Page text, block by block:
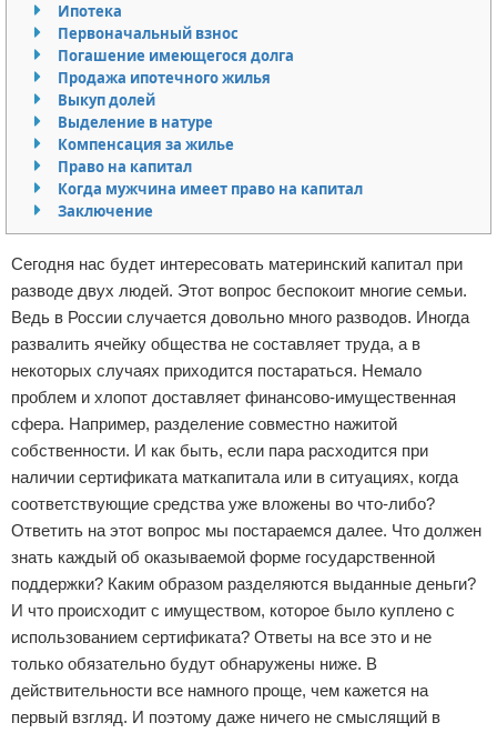
Кино и сериалы
Покупки
Мода и стиль
Отказ от ответственности
Ипотека
Первоначальный взнос
Погашение имеющегося долга
Продажа ипотечного жилья
Выкуп долей
Выделение в натуре
Компенсация за жилье
Право на капитал
Когда мужчина имеет право на капитал
Заключение
Сегодня нас будет интересовать материнский капитал при
разводе двух людей. Этот вопрос беспокоит многие семьи.
Ведь в России случается довольно много разводов. Иногда
развалить ячейку общества не составляет труда, а в
некоторых случаях приходится постараться. Немало
проблем и хлопот доставляет финансово-имущественная
сфера. Например, разделение совместно нажитой
собственности. И как быть, если пара расходится при
наличии сертификата маткапитала или в ситуациях, когда
соответствующие средства уже вложены во что-либо?
Ответить на этот вопрос мы постараемся далее. Что должен
знать каждый об оказываемой форме государственной
поддержки? Каким образом разделяются выданные деньги?
И что происходит с имуществом, которое было куплено с
использованием сертификата? Ответы на все это и не
только обязательно будут обнаружены ниже. В
действительности все намного проще, чем кажется на
первый взгляд. И поэтому даже ничего не смыслящий в